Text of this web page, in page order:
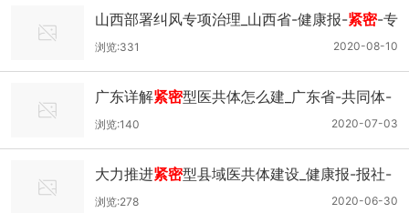
山西部署纠风专项治理_山西省-健康报-紧密-专
项治理-
2020-08-10
浏览:331
广东详解紧密型医共体怎么建_广东省-共同体-
医疗卫生-试行-
2020-07-03
浏览:140
大力推进紧密型县域医共体建设_健康报-报社-
县域-基层-
2020-06-30
浏览:278